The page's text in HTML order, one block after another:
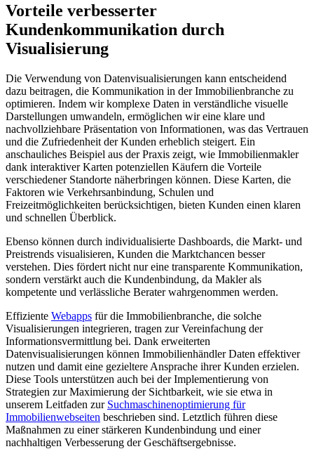
Vorteile verbesserter
Kundenkommunikation durch
Visualisierung
Die Verwendung von Datenvisualisierungen kann entscheidend
dazu beitragen, die Kommunikation in der Immobilienbranche zu
optimieren. Indem wir komplexe Daten in verständliche visuelle
Darstellungen umwandeln, ermöglichen wir eine klare und
nachvollziehbare Präsentation von Informationen, was das Vertrauen
und die Zufriedenheit der Kunden erheblich steigert. Ein
anschauliches Beispiel aus der Praxis zeigt, wie Immobilienmakler
dank interaktiver Karten potenziellen Käufern die Vorteile
verschiedener Standorte näherbringen können. Diese Karten, die
Faktoren wie Verkehrsanbindung, Schulen und
Freizeitmöglichkeiten berücksichtigen, bieten Kunden einen klaren
und schnellen Überblick.
Ebenso können durch individualisierte Dashboards, die Markt- und
Preistrends visualisieren, Kunden die Marktchancen besser
verstehen. Dies fördert nicht nur eine transparente Kommunikation,
sondern verstärkt auch die Kundenbindung, da Makler als
kompetente und verlässliche Berater wahrgenommen werden.
Effiziente Webapps für die Immobilienbranche, die solche
Visualisierungen integrieren, tragen zur Vereinfachung der
Informationsvermittlung bei. Dank erweiterten
Datenvisualisierungen können Immobilienhändler Daten effektiver
nutzen und damit eine gezieltere Ansprache ihrer Kunden erzielen.
Diese Tools unterstützen auch bei der Implementierung von
Strategien zur Maximierung der Sichtbarkeit, wie sie etwa in
unserem Leitfaden zur Suchmaschinenoptimierung für
Immobilienwebseiten beschrieben sind. Letztlich führen diese
Maßnahmen zu einer stärkeren Kundenbindung und einer
nachhaltigen Verbesserung der Geschäftsergebnisse.